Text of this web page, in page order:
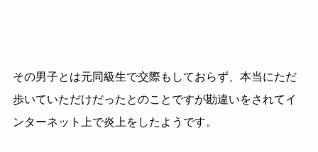
その男子とは元同級生で交際もしておらず、本当にただ
歩いていただけだったとのことですが勘違いをされてイ
ンターネット上で炎上をしたようです。